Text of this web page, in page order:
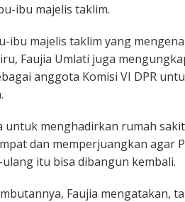
ibu majelis taklim.
ibu majelis taklim yang
Faujia Umlati juga
anggota Komisi VI DPR
untuk menghadirkan rumah
dan memperjuangkan agar
itu bisa dibangun kembali.
Faujia mengatakan,